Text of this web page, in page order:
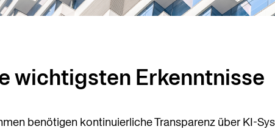
wichtigsten Erkenntnisse
benötigen kontinuierliche Transparenz über KI-